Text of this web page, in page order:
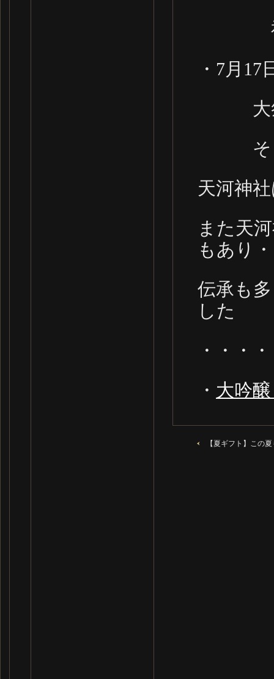
神事
・7月
大
そ
天河神
また天
もあり
伝承も
した
・・・
・ 大吟
【夏ギフト】この